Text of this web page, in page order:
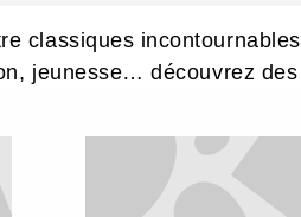
classiques
jeunesse… découvrez